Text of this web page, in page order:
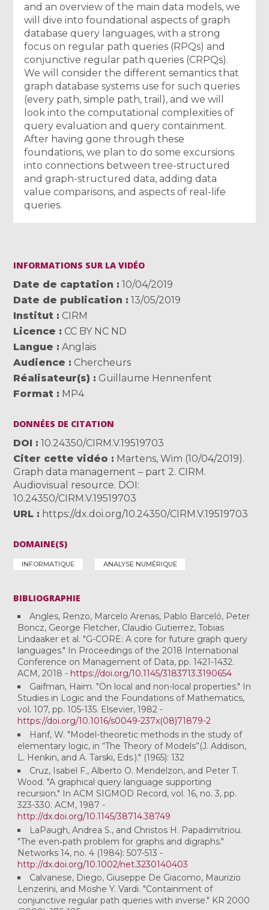
and an overview of the main data models, we
will dive into foundational aspects of graph
database query languages, with a strong
focus on regular path queries (RPQs) and
conjunctive regular path queries (CRPQs).
We will consider the different semantics that
graph database systems use for such queries
(every path, simple path, trail), and we will
look into the computational complexities of
query evaluation and query containment.
After having gone through these
foundations, we plan to do some excursions
into connections between tree-structured
and graph-structured data, adding data
value comparisons, and aspects of real-life
queries.
INFORMATIONS SUR LA VIDÉO
Date de captation
10/04/2019
Date de publication
13/05/2019
Institut
CIRM
Licence
CC BY NC ND
Langue
Anglais
Audience
Chercheurs
Réalisateur(s)
Guillaume Hennenfent
Format
MP4
DONNÉES DE CITATION
DOI
10.24350/CIRM.V.19519703
Citer cette vidéo
Martens, Wim (10/04/2019).
Graph data management – part 2. CIRM.
Audiovisual resource. DOI:
10.24350/CIRM.V.19519703
URL
https://dx.doi.org/10.24350/CIRM.V.19519703
DOMAINE(S)
INFORMATIQUE ANALYSE NUMÉRIQUE
BIBLIOGRAPHIE
Angles, Renzo, Marcelo Arenas, Pablo Barceló, Peter
Boncz, George Fletcher, Claudio Gutierrez, Tobias
Lindaaker et al. "G-CORE: A core for future graph query
languages." In Proceedings of the 2018 International
Conference on Management of Data, pp. 1421-1432.
ACM, 2018 - https://doi.org/10.1145/3183713.3190654
Gaifman, Haim. "On local and non-local properties." In
Studies in Logic and the Foundations of Mathematics,
vol. 107, pp. 105-135. Elsevier, 1982 -
https://doi.org/10.1016/s0049-237x(08)71879-2
Hanf, W. "Model-theoretic methods in the study of
elementary logic, in “The Theory of Models”(J. Addison,
L. Henkin, and A. Tarski, Eds.)." (1965): 132
Cruz, Isabel F., Alberto O. Mendelzon, and Peter T.
Wood. "A graphical query language supporting
recursion." In ACM SIGMOD Record, vol. 16, no. 3, pp.
323-330. ACM, 1987 -
http://dx.doi.org/10.1145/38714.38749
LaPaugh, Andrea S., and Christos H. Papadimitriou.
"The even‐path problem for graphs and digraphs."
Networks 14, no. 4 (1984): 507-513 -
http://dx.doi.org/10.1002/net.3230140403
Calvanese, Diego, Giuseppe De Giacomo, Maurizio
Lenzerini, and Moshe Y. Vardi. "Containment of
conjunctive regular path queries with inverse." KR 2000